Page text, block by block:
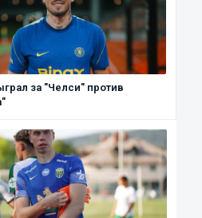
за "Челси" против